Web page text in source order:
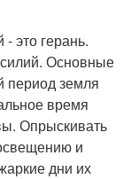
это герань.
Основные
период земля
время
Опрыскивать
и
дни их